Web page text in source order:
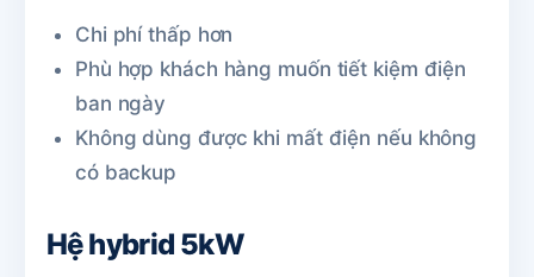
Chi phí thấp hơn
Phù hợp khách hàng muốn tiết kiệm điện
ban ngày
Không dùng được khi mất điện nếu không
có backup
Hệ hybrid 5kW